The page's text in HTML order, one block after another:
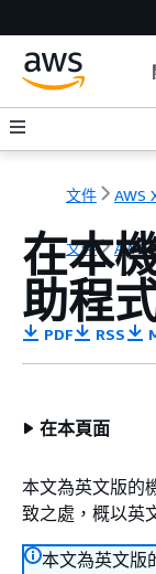
文件 AWS
文件 AWS
在本
助程
PDF RSS
在本頁面
本文為英文版的
致之處，概以英
本文為英文版